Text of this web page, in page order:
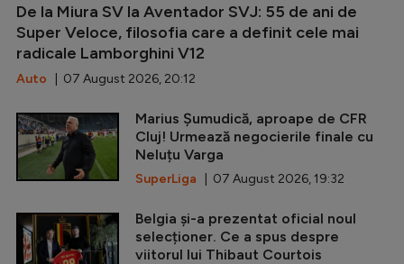
De la Miura SV la Aventador SVJ: 55 de ani de
Super Veloce, filosofia care a definit cele mai
radicale Lamborghini V12
Auto | 07 August 2026, 20:12
Marius Șumudică, aproape de CFR
Cluj! Urmează negocierile finale cu
Neluțu Varga
SuperLiga | 07 August 2026, 19:32
Belgia și-a prezentat oficial noul
selecționer. Ce a spus despre
viitorul lui Thibaut Courtois